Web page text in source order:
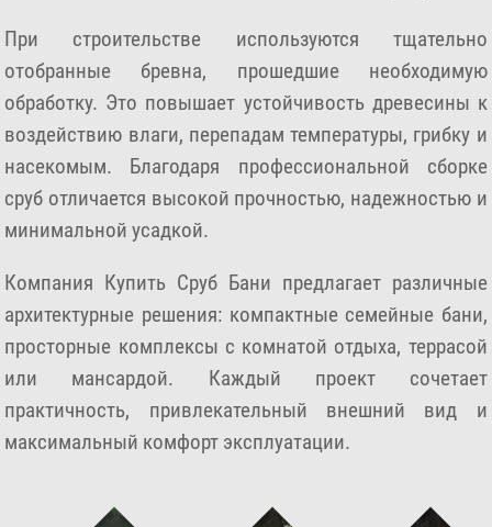
При строительстве используются тщательно
отобранные бревна, прошедшие необходимую
обработку. Это повышает устойчивость древесины к
воздействию влаги, перепадам температуры, грибку и
насекомым. Благодаря профессиональной сборке
сруб отличается высокой прочностью, надежностью и
минимальной усадкой.
Компания Купить Сруб Бани предлагает различные
архитектурные решения: компактные семейные бани,
просторные комплексы с комнатой отдыха, террасой
или мансардой. Каждый проект сочетает
практичность, привлекательный внешний вид и
максимальный комфорт эксплуатации.